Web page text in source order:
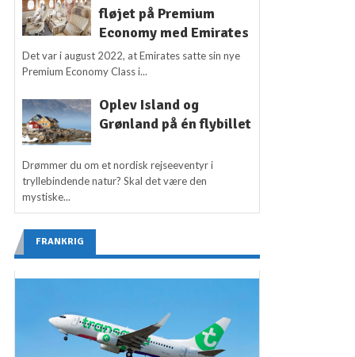
fløjet på Premium
Economy med Emirates
Det var i august 2022, at Emirates satte sin nye
Premium Economy Class i...
Oplev Island og
Grønland på én flybillet
Drømmer du om et nordisk rejseeventyr i
tryllebindende natur? Skal det være den
mystiske...
FRANKRIG